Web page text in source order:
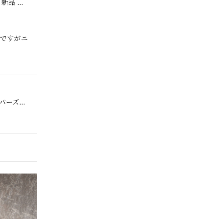
【Exclusive】Cooperstown Ball Cap × FAR EAST SIGNAL "NSN / NY" NAVY×WHITE Made in USA 別注 新品 クーパーズタウンボールキャップ 6パネル 紺
すがニ
【Cooperstown Ball Cap】Made in USA Baseball Cap "1952 BIRMINGHAM BLACK BARONS" 新品 クーパーズタウンボールキャップ バーミングハムブラックバロンズ 6パネル